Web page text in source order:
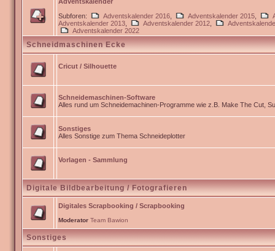
Subforen:
Adventskalender 2016 Adventskalender 2015
Adventskalender 2013
Adventskalender 2012
Adventskalender 2022
Schneidmaschinen Ecke
Cricut / Silhouette
Schneidemaschinen-Software
Alles rund um Schneidemachinen-Programme wie z.B. Make The Cut,
Sonstiges
Alles Sonstige zum Thema Schneideplotter
Vorlagen - Sammlung
Digitale Bildbearbeitung / Fotografieren
Digitales Scrapbooking / Scrapbooking
Moderator Team Bawion
Sonstiges